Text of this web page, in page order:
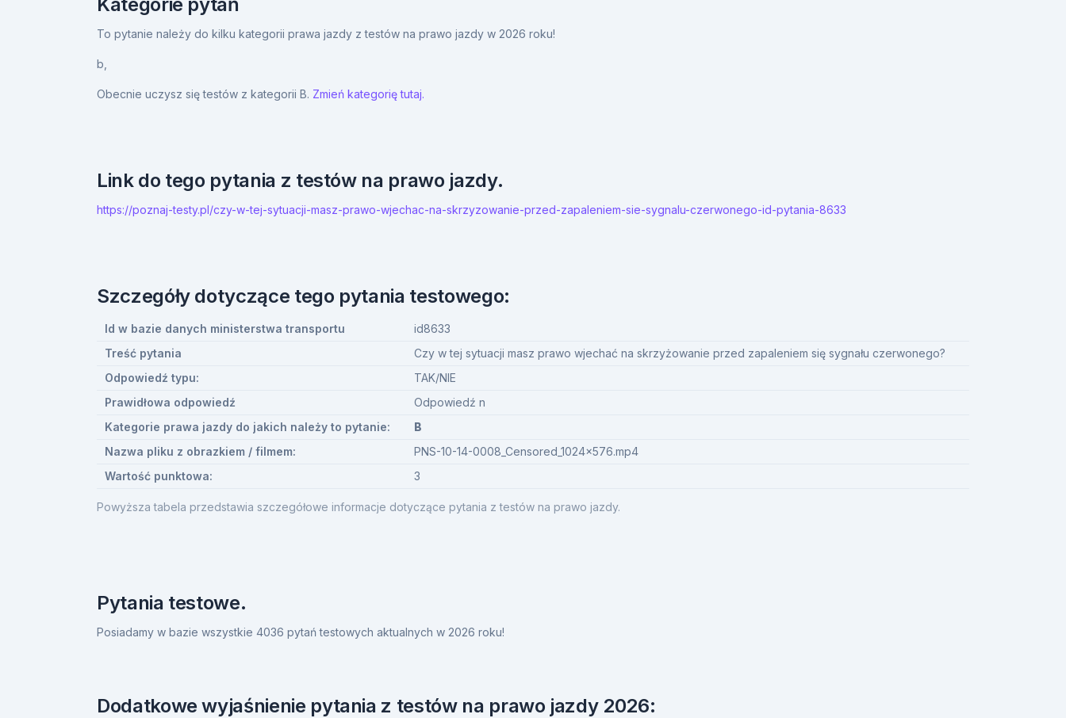
To pytanie należy do kilku kategorii prawa jazdy z testów na prawo jazdy w 2026 roku!
b,
Obecnie uczysz się testów z kategorii B. Zmień kategorię tutaj.
Link do tego pytania z testów na prawo jazdy.
https://poznaj-testy.pl/czy-w-tej-sytuacji-masz-prawo-wjechac-na-skrzyzowanie-przed-zapaleniem-sie-sygnalu-czerwonego-id-pytania-8633
Szczegóły dotyczące tego pytania testowego:
Powyższa tabela przedstawia szczegółowe informacje dotyczące pytania z testów na prawo jazdy.
Id w bazie danych ministerstwa transportu
id8633
Treść pytania
Czy w tej sytuacji masz prawo wjechać na skrzyżowanie przed zapaleniem się sygnału czerwonego?
Odpowiedź typu:
TAK/NIE
Prawidłowa odpowiedź
Odpowiedź n
Kategorie prawa jazdy do jakich należy to pytanie:
B
Nazwa pliku z obrazkiem / filmem:
PNS-10-14-0008_Censored_1024x576.mp4
Wartość punktowa:
3
Pytania testowe.
Posiadamy w bazie wszystkie 4036 pytań testowych aktualnych w 2026 roku!
Dodatkowe wyjaśnienie pytania z testów na prawo jazdy 2026: